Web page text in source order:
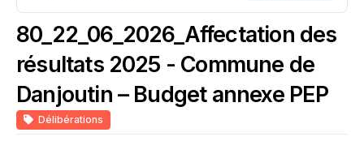
80_22_06_2026_Affectation des
résultats 2025 - Commune de
Danjoutin – Budget annexe PEP
Délibérations